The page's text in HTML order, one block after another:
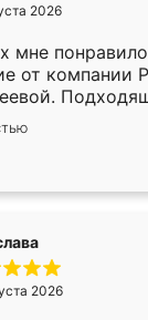
2026
мне
от компании
моему
2026